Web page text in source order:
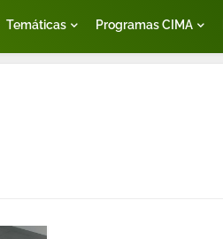
Temáticas Programas CIMA